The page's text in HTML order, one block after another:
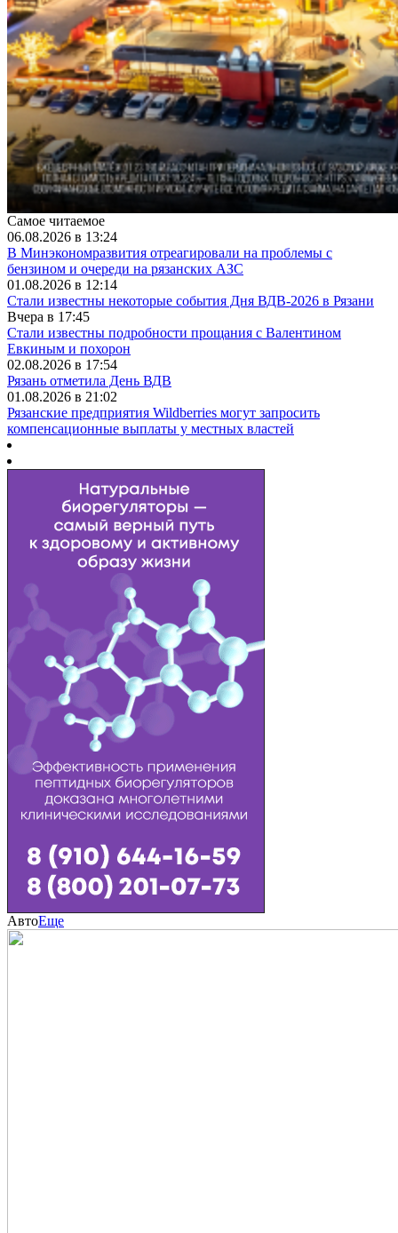
Самое читаемое
06.08.2026 в 13:24
В Минэкономразвития отреагировали на проблемы с
бензином и очереди на рязанских АЗС
01.08.2026 в 12:14
Стали известны некоторые события Дня ВДВ-2026 в Рязани
Вчера в 17:45
Стали известны подробности прощания с Валентином
Евкиным и похорон
02.08.2026 в 17:54
Рязань отметила День ВДВ
01.08.2026 в 21:02
Рязанские предприятия Wildberries могут запросить
компенсационные выплаты у местных властей
АвтоЕще